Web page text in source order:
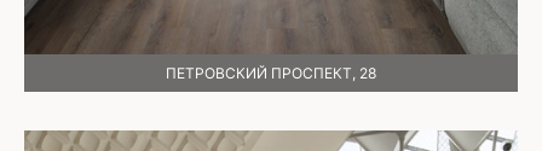
ПЕТРОВСКИЙ ПРОСПЕКТ, 28